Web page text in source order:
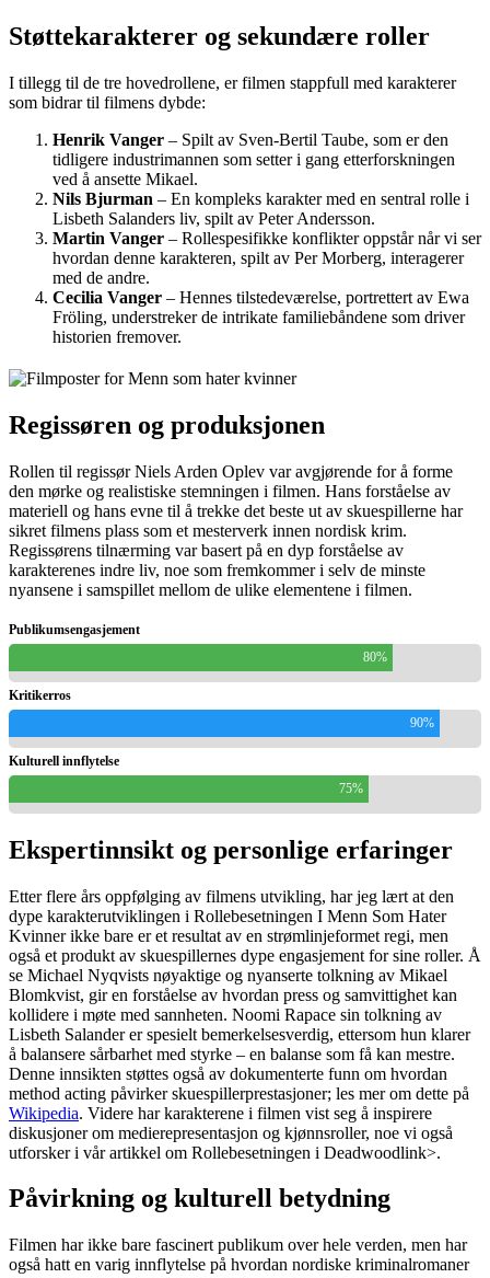
Støttekarakterer og sekundære roller
I tillegg til de tre hovedrollene, er filmen stappfull med karakterer
som bidrar til filmens dybde:
Henrik Vanger – Spilt av Sven-Bertil Taube, som er den
tidligere industrimannen som setter i gang etterforskningen
ved å ansette Mikael.
Nils Bjurman – En kompleks karakter med en sentral rolle i
Lisbeth Salanders liv, spilt av Peter Andersson.
Martin Vanger – Rollespesifikke konflikter oppstår når vi ser
hvordan denne karakteren, spilt av Per Morberg, interagerer
med de andre.
Cecilia Vanger – Hennes tilstedeværelse, portrettert av Ewa
Fröling, understreker de intrikate familiebåndene som driver
historien fremover.
Regissøren og produksjonen
Rollen til regissør Niels Arden Oplev var avgjørende for å forme
den mørke og realistiske stemningen i filmen. Hans forståelse av
materiell og hans evne til å trekke det beste ut av skuespillerne har
sikret filmens plass som et mesterverk innen nordisk krim.
Regissørens tilnærming var basert på en dyp forståelse av
karakterenes indre liv, noe som fremkommer i selv de minste
nyansene i samspillet mellom de ulike elementene i filmen.
Publikumsengasjement
80%
Kritikerros
90%
Kulturell innflytelse
75%
Ekspertinnsikt og personlige erfaringer
Etter flere års oppfølging av filmens utvikling, har jeg lært at den
dype karakterutviklingen i Rollebesetningen I Menn Som Hater
Kvinner ikke bare er et resultat av en strømlinjeformet regi, men
også et produkt av skuespillernes dype engasjement for sine roller. Å
se Michael Nyqvists nøyaktige og nyanserte tolkning av Mikael
Blomkvist, gir en forståelse av hvordan press og samvittighet kan
kollidere i møte med sannheten. Noomi Rapace sin tolkning av
Lisbeth Salander er spesielt bemerkelsesverdig, ettersom hun klarer
å balansere sårbarhet med styrke – en balanse som få kan mestre.
Denne innsikten støttes også av dokumenterte funn om hvordan
method acting påvirker skuespillerprestasjoner; les mer om dette på
Wikipedia. Videre har karakterene i filmen vist seg å inspirere
diskusjoner om medierepresentasjon og kjønnsroller, noe vi også
utforsker i vår artikkel om Rollebesetningen i Deadwoodlink>.
Påvirkning og kulturell betydning
Filmen har ikke bare fascinert publikum over hele verden, men har
også hatt en varig innflytelse på hvordan nordiske kriminalromaner